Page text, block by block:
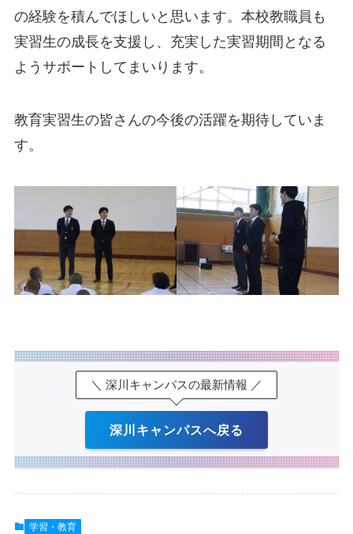
の経験を積んでほしいと思います。本校教職員も
実習生の成長を支援し、充実した実習期間となる
ようサポートしてまいります。
教育実習生の皆さんの今後の活躍を期待していま
す。
＼ 深川キャンパスの最新情報 ／
深川キャンパスへ戻る
学習・教育